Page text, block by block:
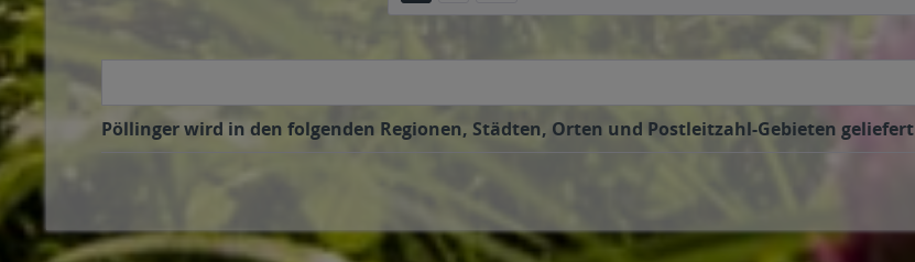
Pöllinger wird in den folgenden Regionen, Städten, Orten und Postleitzahl-Gebieten geliefert